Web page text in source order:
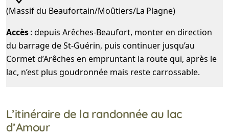
(Massif du Beaufortain/Moûtiers/La Plagne)
Accès: depuis Arêches-Beaufort, monter en direction
du barrage de St-Guérin, puis continuer jusqu’au
Cormet d’Arêches en empruntant la route qui, après le
lac, n’est plus goudronnée mais reste carrossable.
L’itinéraire de la randonnée au lac
d’Amour